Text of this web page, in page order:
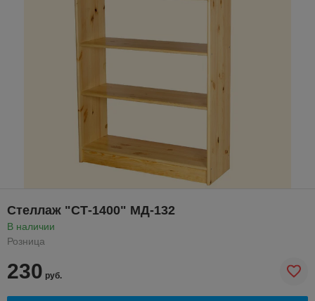
Стеллаж "СТ-1400" МД-132
В наличии
Розница
230 руб.